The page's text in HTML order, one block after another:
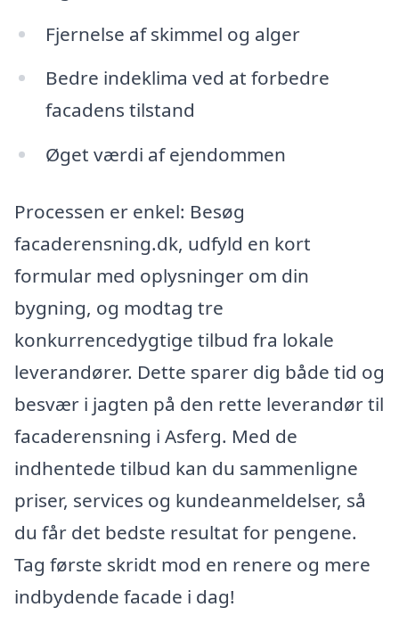
Fjernelse af skimmel og alger
Bedre indeklima ved at forbedre
facadens tilstand
Øget værdi af ejendommen
Processen er enkel: Besøg
facaderensning.dk, udfyld en kort
formular med oplysninger om din
bygning, og modtag tre
konkurrencedygtige tilbud fra lokale
leverandører. Dette sparer dig både tid og
besvær i jagten på den rette leverandør til
facaderensning i Asferg. Med de
indhentede tilbud kan du sammenligne
priser, services og kundeanmeldelser, så
du får det bedste resultat for pengene.
Tag første skridt mod en renere og mere
indbydende facade i dag!